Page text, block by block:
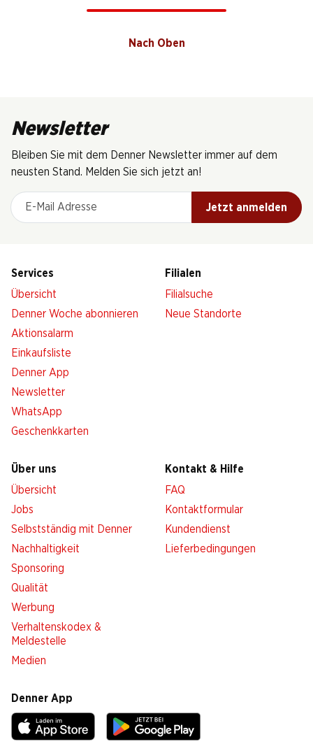
Nach Oben
Newsletter
Bleiben Sie mit dem Denner Newsletter immer auf dem
neusten Stand. Melden Sie sich jetzt an!
E-Mail Adresse
Jetzt anmelden
Services
Übersicht
Denner Woche abonnieren
Aktionsalarm
Einkaufsliste
Denner App
Newsletter
WhatsApp
Geschenkkarten
Filialen
Filialsuche
Neue Standorte
Über uns
Übersicht
Jobs
Selbstständig mit Denner
Nachhaltigkeit
Sponsoring
Qualität
Werbung
Verhaltenskodex &
Meldestelle
Medien
Kontakt & Hilfe
FAQ
Kontaktformular
Kundendienst
Lieferbedingungen
Denner App